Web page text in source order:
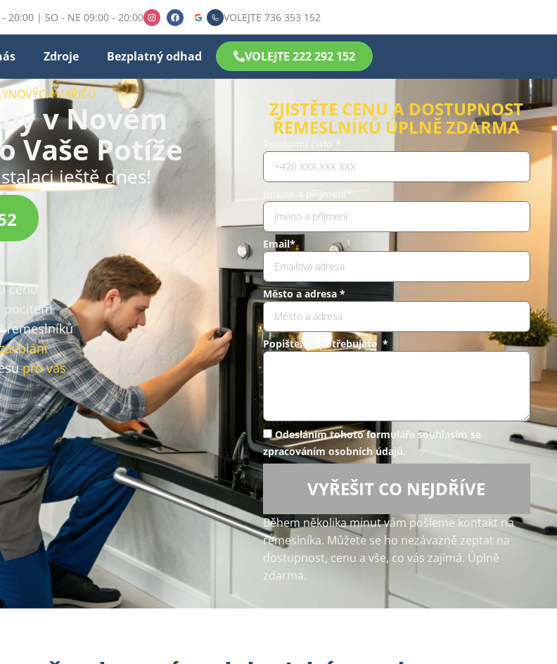
- 20:00 | SO - NE 09:00 - 20:00 VOLEJTE 736 353 152
Zdroje Bezplatný odhad VOLEJTE 222 292 152
VAŘIČŮ
v Novém
Vaše Potíže
ještě dnes!
cenu
pocitem
řemeslníků
pro vás
ZJISTĚTE CENU A DOSTUPNOST
ŘEMESLNÍKŮ ÚPLNĚ ZDARMA
Jméno a příjmení*
Email*
Město a adresa *
Popište, co potřebujete *
Odesláním tohoto formuláře souhlasím se
zpracováním osobních údajů.
VYŘEŠIT CO NEJDŘÍVE
Během několika minut vám pošleme kontakt na
řemeslníka. Můžete se ho nezávazně zeptat na
dostupnost, cenu a vše, co vás zajímá. Úplně
zdarma.